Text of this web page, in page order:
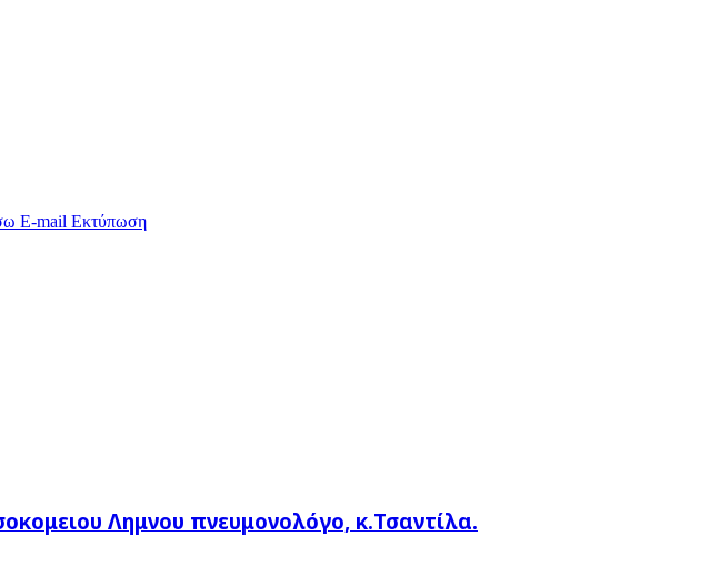
E-mail Εκτύπωση
Λημνου πνευμονολόγο, κ.Τσαντίλα.